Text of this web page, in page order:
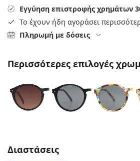
Persol
Prada
Εγγύηση επιστροφής χρημάτων
Το έχουν ήδη αγοράσει
Πληρωμή με δόσεις
Περισσότερες επιλογές
Συμπληρώστε τις
Διαστάσεις